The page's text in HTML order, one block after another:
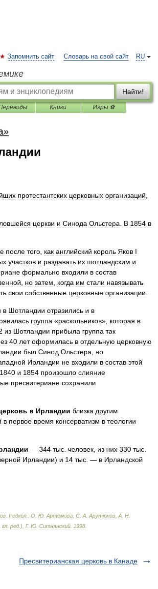
RU
Запомнить сайт Словарь на свой сайт
Найти!
Книги Игры ⚽
протестантских церковных организаций
церкви и Синода Ольстера В 1854 в
после того как английский король Яков I
участков и раздавать их шотландским и
формально входили в состав
но затем когда им стали навязывать
свои собственные церковные организации
в Шотландии отразились и в
группа «раскольников», которая в
из Шотландии прибыла группа так
40 лет оформилась в отдельную церковную
был Синод Ольстера
но
Ирландии не входили в состав этой
1840 и 1854 произошло слияние
пресвитериане сохранили
в Ирландии близка другим
в первое время консерватизм в теологии
— 344 тыс человек из них 330 тыс
Ирландии) и 14 тыс . — в Ирландской
Редкол : О Ю Артемова С А Арутюнов А Н
гл ред .), Г. Ю Ситнянский 1998
Пресвитерианская церковь в Канаде